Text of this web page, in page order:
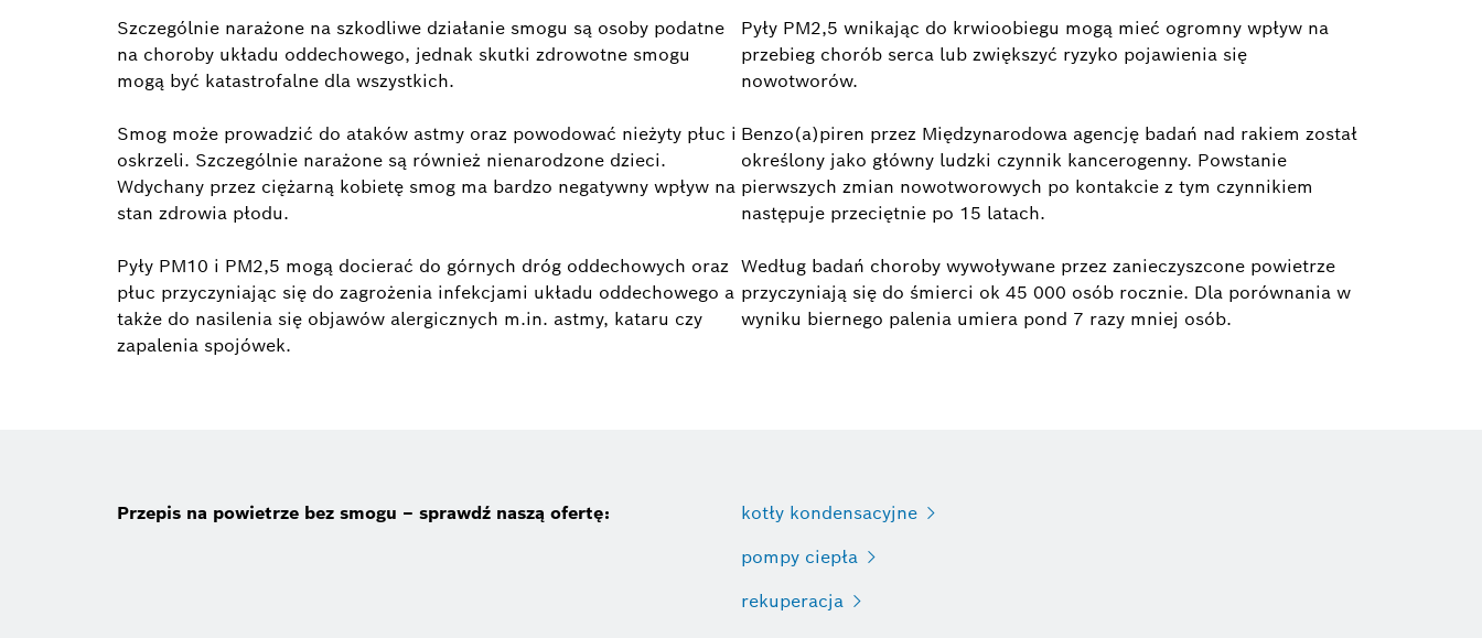
Szczególnie narażone na szkodliwe działanie smogu są osoby podatne
na choroby układu oddechowego, jednak skutki zdrowotne smogu
mogą być katastrofalne dla wszystkich.
Smog może prowadzić do ataków astmy oraz powodować nieżyty płuc i
oskrzeli. Szczególnie narażone są również nienarodzone dzieci.
Wdychany przez ciężarną kobietę smog ma bardzo negatywny wpływ na
stan zdrowia płodu.
Pyły PM10 i PM2,5 mogą docierać do górnych dróg oddechowych oraz
płuc przyczyniając się do zagrożenia infekcjami układu oddechowego a
także do nasilenia się objawów alergicznych m.in. astmy, kataru czy
zapalenia spojówek.
Pyły PM2,5 wnikając do krwioobiegu mogą mieć ogromny wpływ na
przebieg chorób serca lub zwiększyć ryzyko pojawienia się
nowotworów.
Benzo(a)piren przez Międzynarodowa agencję badań nad rakiem został
określony jako główny ludzki czynnik kancerogenny. Powstanie
pierwszych zmian nowotworowych po kontakcie z tym czynnikiem
następuje przeciętnie po 15 latach.
Według badań choroby wywoływane przez zanieczyszcone powietrze
przyczyniają się do śmierci ok 45 000 osób rocznie. Dla porównania w
wyniku biernego palenia umiera pond 7 razy mniej osób.
Przepis na powietrze bez smogu – sprawdź naszą ofertę:
kotły kondensacyjne
pompy ciepła
rekuperacja